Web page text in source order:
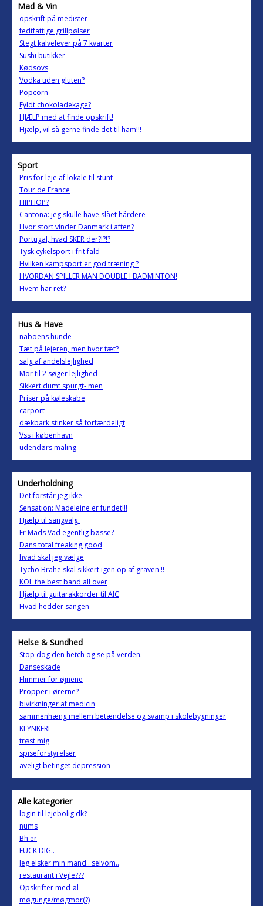
Mad & Vin
opskrift på medister
fedtfattige grillpølser
Stegt kalvelever på 7 kvarter
Sushi butikker
Kødsovs
Vodka uden gluten?
Popcorn
Fyldt chokoladekage?
HJÆLP med at finde opskrift!
Hjælp, vil så gerne finde det til ham!!!
Sport
Pris for leje af lokale til stunt
Tour de France
HIPHOP?
Cantona: jeg skulle have slået hårdere
Hvor stort vinder Danmark i aften?
Portugal, hvad SKER der?!?!?
Tysk cykelsport i frit fald
Hvilken kampsport er god træning ?
HVORDAN SPILLER MAN DOUBLE I BADMINTON!
Hvem har ret?
Hus & Have
naboens hunde
Tæt på lejeren, men hvor tæt?
salg af andelslejlighed
Mor til 2 søger lejlighed
Sikkert dumt spurgt- men
Priser på køleskabe
carport
dækbark stinker så forfærdeligt
Vss i københavn
udendørs maling
Underholdning
Det forstår jeg ikke
Sensation: Madeleine er fundet!!!
Hjælp til sangvalg.
Er Mads Vad egentlig bøsse?
Dans total freaking good
hvad skal jeg vælge
Tycho Brahe skal sikkert igen op af graven !!
KOL the best band all over
Hjælp til guitarakkorder til AIC
Hvad hedder sangen
Helse & Sundhed
Stop dog den hetch og se på verden.
Danseskade
Flimmer for øjnene
Propper i ørerne?
bivirkninger af medicin
sammenhæng mellem betændelse og svamp i skolebygninger
KLYNKERI
trøst mig
spiseforstyrelser
aveligt betinget depression
Alle kategorier
login til lejebolig.dk?
nums
Bh'er
FUCK DIG..
Jeg elsker min mand.. selvom..
restaurant i Vejle???
Opskrifter med øl
møgunge/møgmor(?)